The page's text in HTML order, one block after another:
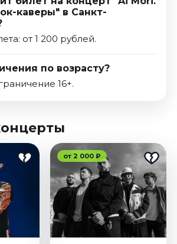
каверы" в Санкт-
от 1 200 рублей.
по возрасту?
16+.
от 2 000 ₽